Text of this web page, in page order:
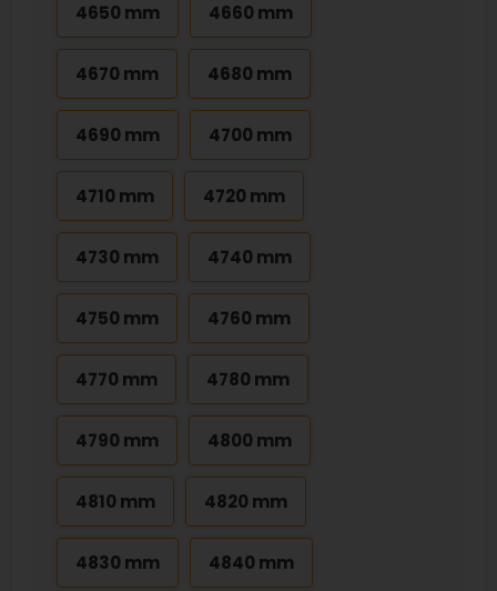
4650 mm 4660 mm
4670 mm 4680 mm
4690 mm 4700 mm
4710 mm 4720 mm
4730 mm 4740 mm
4750 mm 4760 mm
4770 mm 4780 mm
4790 mm 4800 mm
4810 mm 4820 mm
4830 mm 4840 mm